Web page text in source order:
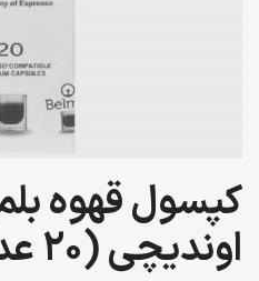
کپسول قهوه
اوندیچی (20 عددی) 162 گرم